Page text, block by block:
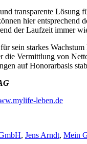
transparente Lösung
hier
der Laufzeit immer
sein starkes
die Vermittlung von
auf Honorarbasis
leben.de
, Jens Arndt, Mein